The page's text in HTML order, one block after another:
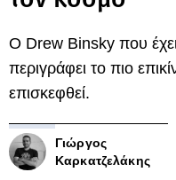
O Drew Binsky που
περιγράφει το πιο
επισκεφθεί.
Γιώργος
Καρκατζελάκης